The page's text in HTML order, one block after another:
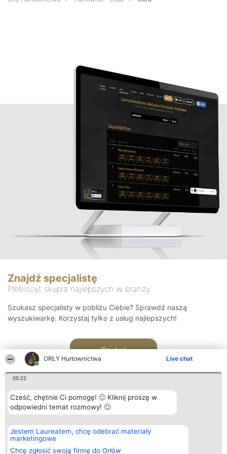
ORŁY Hurtownictwa Live chat
05:22
Cześć, chętnie Ci pomogę! 🙂 Kliknij proszę w
odpowiedni temat rozmowy! 🙂
Jestem Laureatem, chcę odebrać materiały
marketingowe
Chcę zgłosić swoją firmę do Orłów
Znajdź specjalistę
Plebiscyt skupia najlepszych w branży
Szukasz specjalisty w pobliżu Ciebie? Sprawdź naszą
wyszukiwarkę. Korzystaj tylko z usług najlepszych!
Szukaj
Organizator plebiscytu
Bright Side Solutions sp. z o.
o. sp. k.
ul. Ruska 22
Plebiscyt
Laureaci
wszystkich
Kontakt
Kontakt